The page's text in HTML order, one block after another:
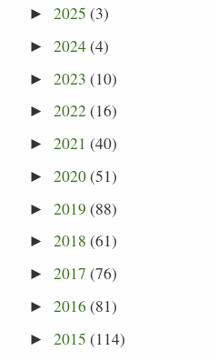
►2025 (3)
►2024(4)
►2023 (10)
►2022(16)
►2021 (40)
►2020(51)
►2019 (88)
►2018 (61)
►2017 (76)
►2016(81)
►2015 (114)